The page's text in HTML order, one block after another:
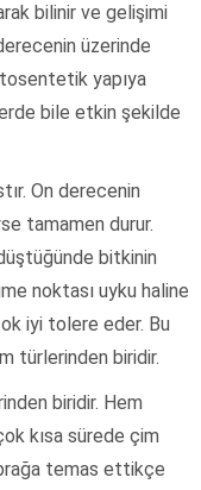
bilinir ve gelişimi
üzerinde
yapıya
bile etkin şekilde
On derecenin
tamamen durur.
bitkinin
noktası uyku haline
iyi tolere eder. Bu
türlerinden biridir.
biridir. Hem
kısa sürede çim
temas ettikçe